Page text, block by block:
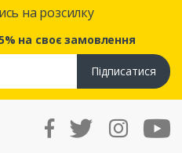
на розсилку
на своє замовлення
Підписатися